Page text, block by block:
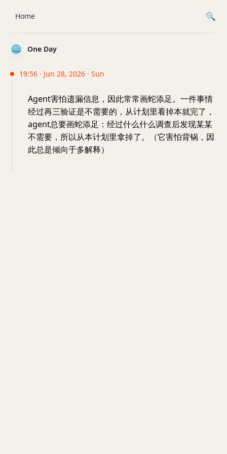
One Day
19:56 · Jun 28, 2026 · Sun
Agent害怕遗漏信息，因此常常画蛇添足。一件事情
经过再三验证是不需要的，从计划里看掉本就完了，
agent总要画蛇添足：经过什么什么调查后发现某某
不需要，所以从本计划里拿掉了。（它害怕背锅，因
此总是倾向于多解释）
Home